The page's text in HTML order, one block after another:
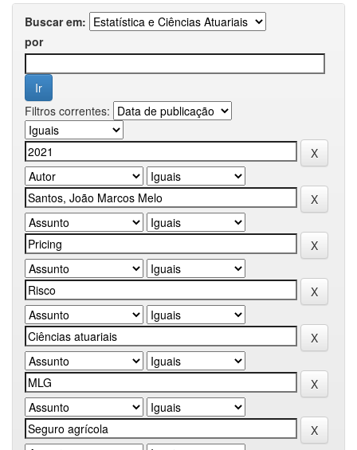
Buscar em:
por
Filtros correntes: